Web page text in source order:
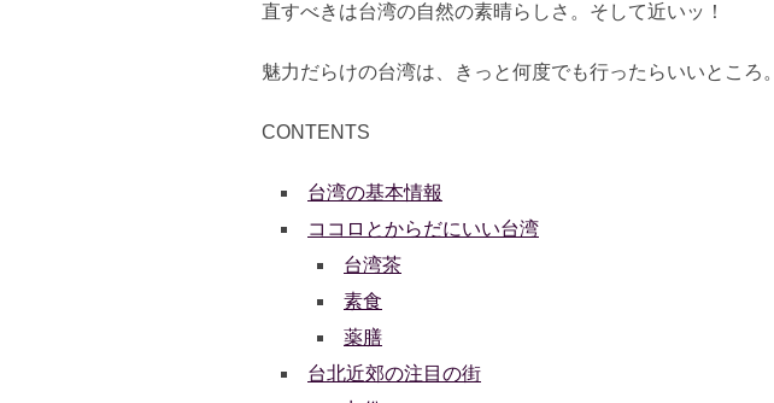
直すべきは台湾の自然の素晴らしさ。そして近いッ！
魅力だらけの台湾は、きっと何度でも行ったらいいところ。
CONTENTS
台湾の基本情報
ココロとからだにいい台湾
台湾茶
素食
薬膳
台北近郊の注目の街